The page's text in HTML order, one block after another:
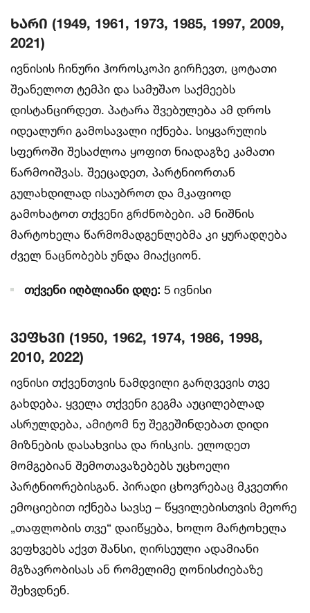
ხარი (1949, 1961, 1973, 1985, 1997, 2009,
2021)
ივნისის ჩინური ჰოროსკოპი გირჩევთ, ცოტათი
შეანელოთ ტემპი და სამუშაო საქმეებს
დისტანცირდეთ. პატარა შვებულება ამ დროს
იდეალური გამოსავალი იქნება. სიყვარულის
სფეროში შესაძლოა ყოფით ნიადაგზე კამათი
წარმოიშვას. შეეცადეთ, პარტნიორთან
გულახდილად ისაუბროთ და მკაფიოდ
გამოხატოთ თქვენი გრძნობები. ამ ნიშნის
მარტოხელა წარმომადგენლებმა კი ყურადღება
ძველ ნაცნობებს უნდა მიაქციონ.
თქვენი იღბლიანი დღე: 5 ივნისი
ვეფხვი (1950, 1962, 1974, 1986, 1998,
2010, 2022)
ივნისი თქვენთვის ნამდვილი გარღვევის თვე
გახდება. ყველა თქვენი გეგმა აუცილებლად
ასრულდება, ამიტომ ნუ შეგეშინდებათ დიდი
მიზნების დასახვისა და რისკის. ელოდეთ
მომგებიან შემოთავაზებებს უცხოელი
პარტნიორებისგან. პირადი ცხოვრებაც მკვეთრი
ემოციებით იქნება სავსე – წყვილებისთვის მეორე
„თაფლობის თვე“ დაიწყება, ხოლო მარტოხელა
ვეფხვებს აქვთ შანსი, ღირსეული ადამიანი
მგზავრობისას ან რომელიმე ღონისძიებაზე
შეხვდნენ.